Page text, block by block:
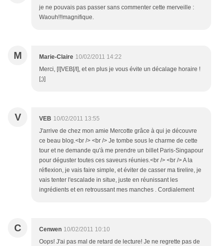
je ne pouvais pas passer sans commenter cette merveille :
Waouh!!!magnifique.
M Marie-Claire 10/02/2011 14:22
Merci, [I]VEB[/I], et en plus je vous évite un décalage horaire !
[;)]
V VEB 10/02/2011 13:55
J'arrive de chez mon amie Mercotte grâce à qui je découvre
ce beau blog.<br /> <br /> Je tombe sous le charme de cette
tour et ne demande qu'à me prendre un billet Paris-Singapour
pour déguster toutes ces saveurs réunies.<br /> <br /> A la
réflexion, je vais faire simple, et éviter de casser ma tirelire, je
vais tenter l'escalade in situe, juste en réunissant les
ingrédients et en retroussant mes manches . Cordialement
C Cenwen 10/02/2011 10:10
Oops! J'ai pas mal de retard de lecture! Je ne regrette pas de